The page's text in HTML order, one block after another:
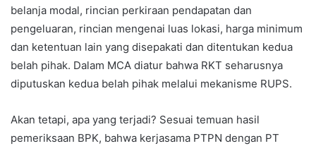
belanja modal, rincian perkiraan pendapatan dan
pengeluaran, rincian mengenai luas lokasi, harga minimum
dan ketentuan lain yang disepakati dan ditentukan kedua
belah pihak. Dalam MCA diatur bahwa RKT seharusnya
diputuskan kedua belah pihak melalui mekanisme RUPS.
Akan tetapi, apa yang terjadi? Sesuai temuan hasil
pemeriksaan BPK, bahwa kerjasama PTPN dengan PT